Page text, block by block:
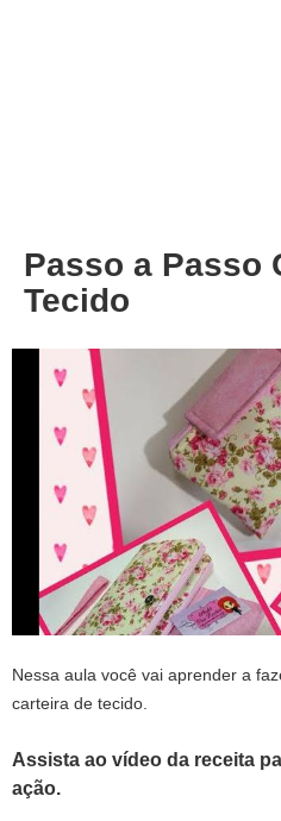
Passo a Passo
Tecido
Nessa aula você vai aprender a
carteira de tecido.
Assista ao vídeo da receita
ação.